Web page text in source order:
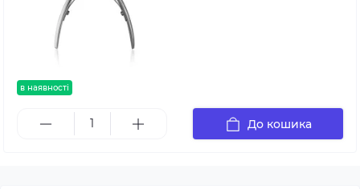
в наявності
До кошика